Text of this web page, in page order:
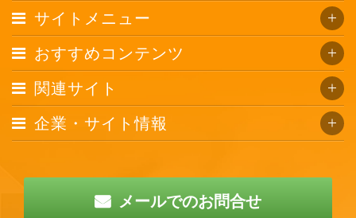
サイトメニュー
おすすめコンテンツ
関連サイト
企業・サイト情報
メールでのお問合せ